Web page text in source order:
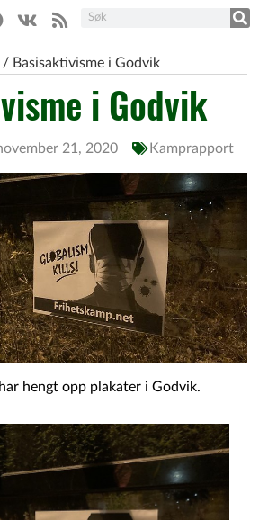
/ Basisaktivisme i Godvik
i Godvik
21, 2020 Kamprapport
hengt opp plakater i Godvik.